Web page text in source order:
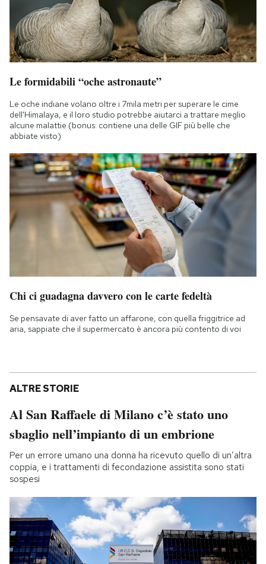
Le formidabili “oche astronaute”
Le oche indiane volano oltre i 7mila metri per superare le cime
dell'Himalaya, e il loro studio potrebbe aiutarci a trattare meglio
alcune malattie (bonus: contiene una delle GIF più belle che
abbiate visto)
Chi ci guadagna davvero con le carte fedeltà
Se pensavate di aver fatto un affarone, con quella friggitrice ad
aria, sappiate che il supermercato è ancora più contento di voi
ALTRE STORIE
Al San Raffaele di Milano c’è stato uno
sbaglio nell’impianto di un embrione
Per un errore umano una donna ha ricevuto quello di un’altra
coppia, e i trattamenti di fecondazione assistita sono stati
sospesi